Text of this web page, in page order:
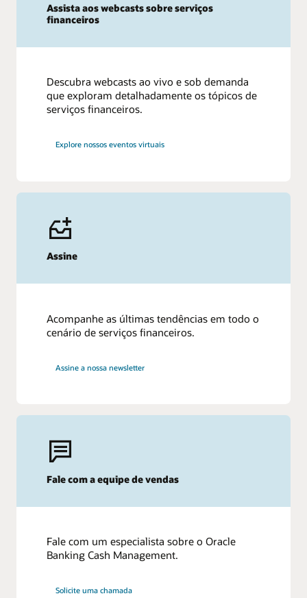
Assista aos webcasts sobre serviços
financeiros
Descubra webcasts ao vivo e sob demanda
que exploram detalhadamente os tópicos de
serviços financeiros.
Explore nossos eventos virtuais
Assine
Acompanhe as últimas tendências em todo o
cenário de serviços financeiros.
Assine a nossa newsletter
Fale com a equipe de vendas
Fale com um especialista sobre o Oracle
Banking Cash Management.
Solicite uma chamada